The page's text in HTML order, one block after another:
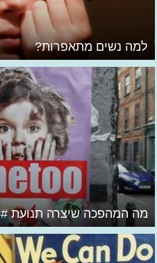
למה נשים מתאפרות?
מה המהפכה שיצרה תנועת #MeToo?